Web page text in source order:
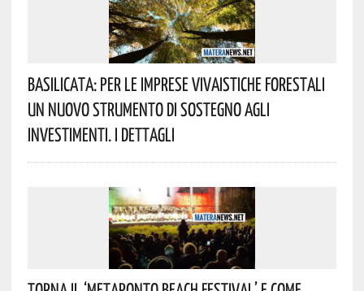
Basilicata: Per Le Imprese Vivaistiche Forestali
Un Nuovo Strumento Di Sostegno Agli
Investimenti. I Dettagli